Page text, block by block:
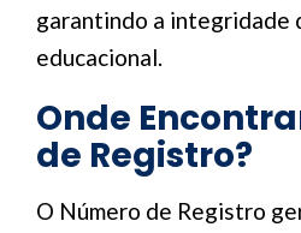
garantindo a integridade
educacional.
Onde
de Registro?
O Número de Registro